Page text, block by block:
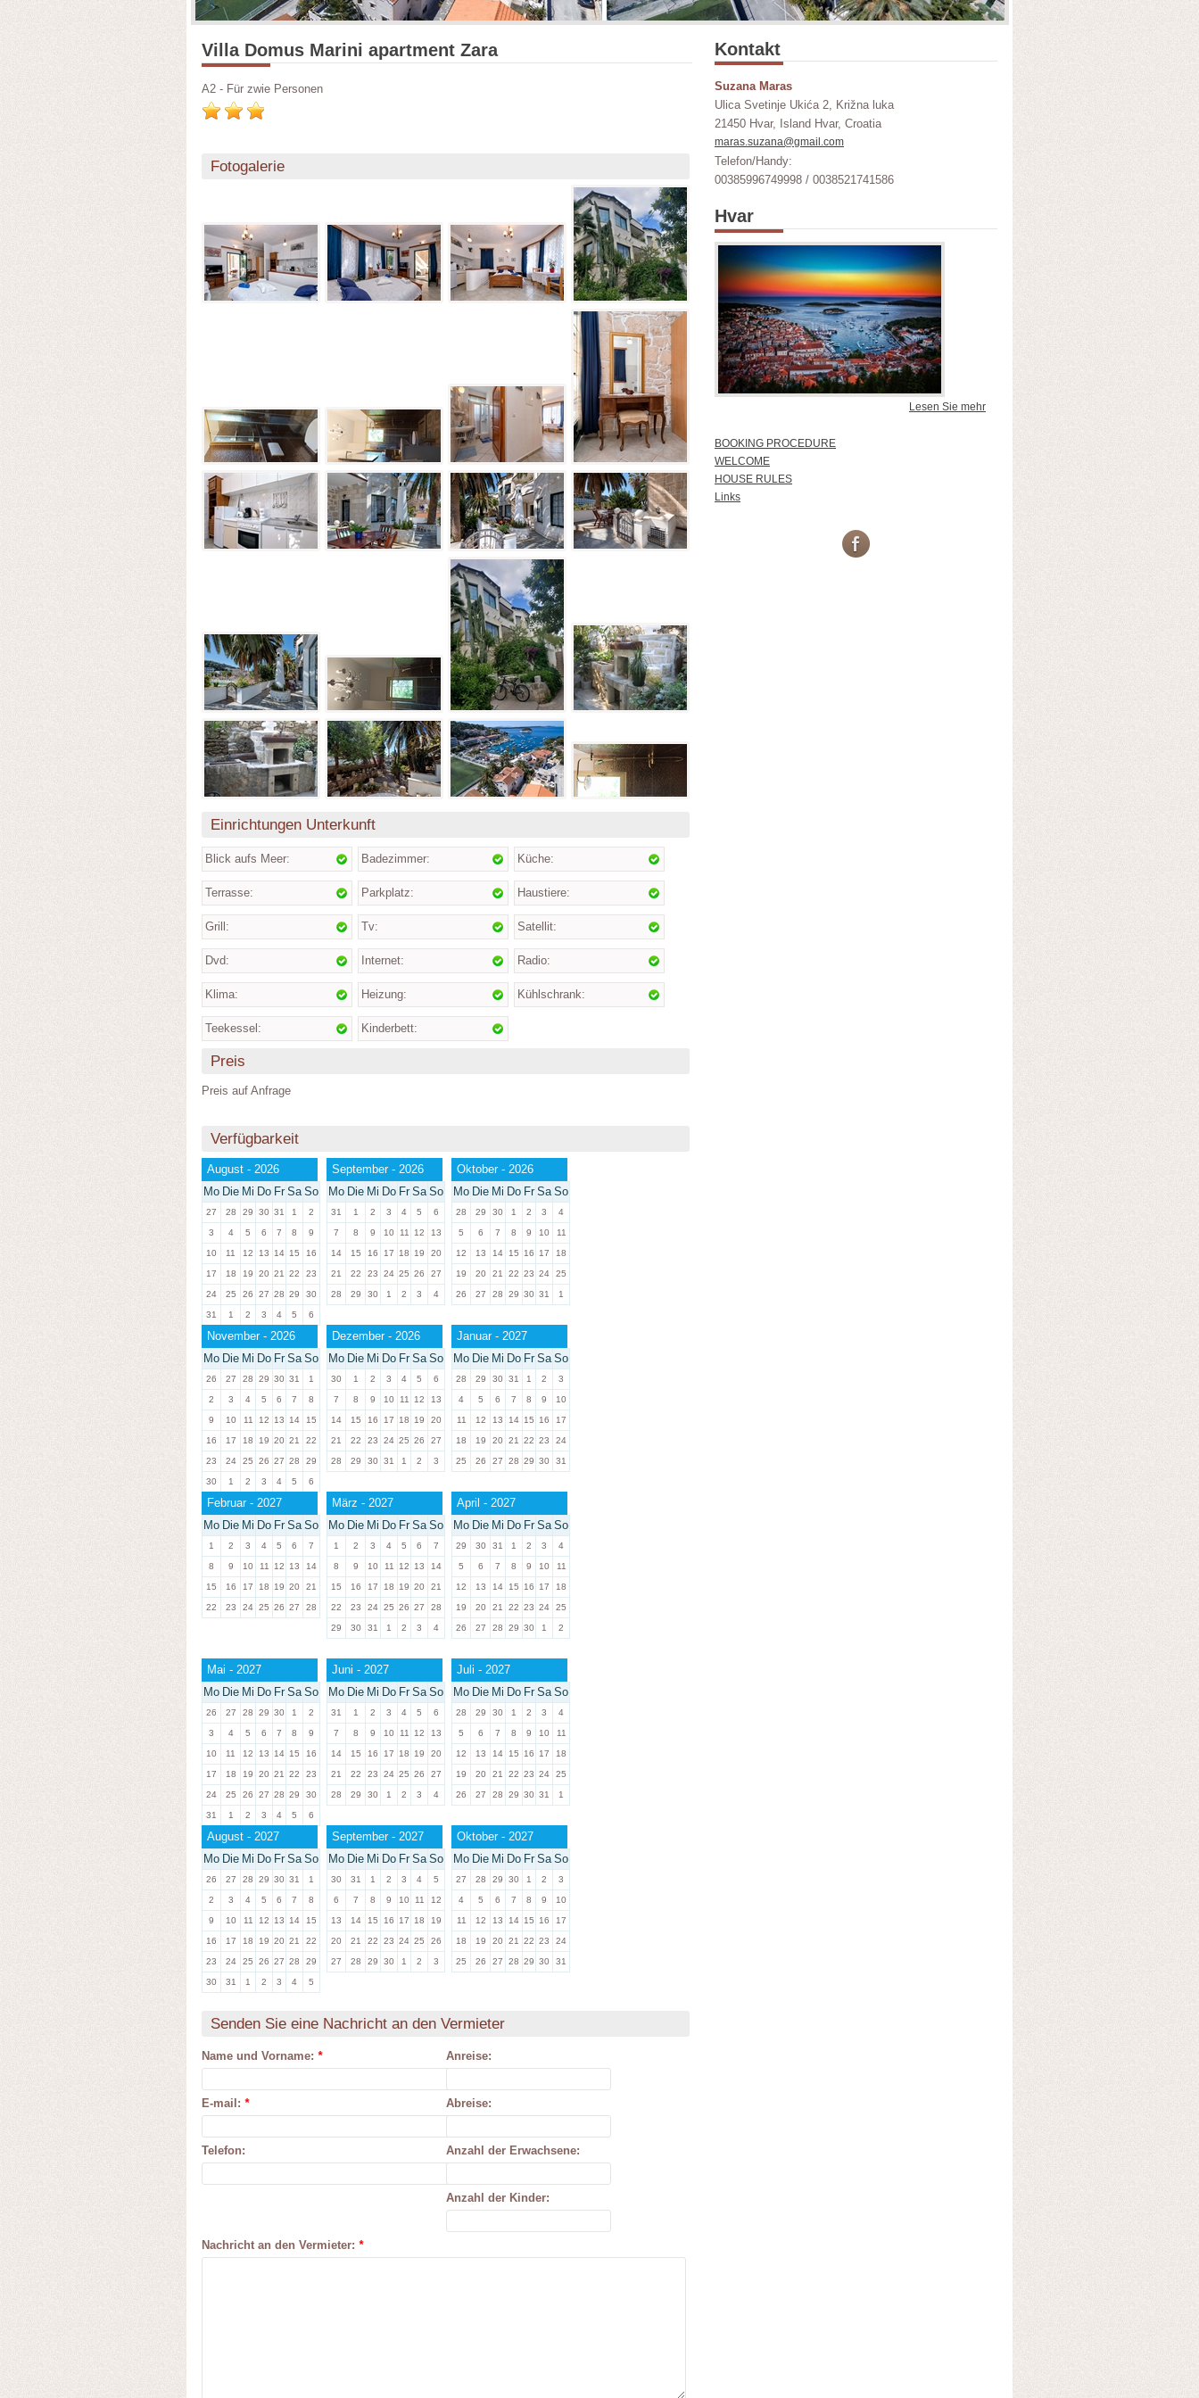
Villa Domus Marini apartment Zara
A2 - Für zwie Personen
Fotogalerie
Einrichtungen Unterkunft
Blick aufs Meer: Badezimmer: Küche:
Terrasse: Parkplatz: Haustiere:
Grill: Tv: Satellit:
Dvd: Internet: Radio:
Klima: Heizung: Kühlschrank:
Teekessel: Kinderbett:
Preis
Preis auf Anfrage
Verfügbarkeit
August - 2026
Mo Die Mi Do Fr Sa So
27 28 29 30 31 1 2
3 4 5 6 7 8 9
10 11 12 13 14 15 16
17 18 19 20 21 22 23
24 25 26 27 28 29 30
31 1 2 3 4 5 6
September - 2026
Mo Die Mi Do Fr Sa So
31 1 2 3 4 5 6
7 8 9 10 11 12 13
14 15 16 17 18 19 20
21 22 23 24 25 26 27
28 29 30 1 2 3 4
Oktober - 2026
Mo Die Mi Do Fr Sa So
28 29 30 1 2 3 4
5 6 7 8 9 10 11
12 13 14 15 16 17 18
19 20 21 22 23 24 25
26 27 28 29 30 31 1
November - 2026
Mo Die Mi Do Fr Sa So
26 27 28 29 30 31 1
2 3 4 5 6 7 8
9 10 11 12 13 14 15
16 17 18 19 20 21 22
23 24 25 26 27 28 29
30 1 2 3 4 5 6
Dezember - 2026
Mo Die Mi Do Fr Sa So
30 1 2 3 4 5 6
7 8 9 10 11 12 13
14 15 16 17 18 19 20
21 22 23 24 25 26 27
28 29 30 31 1 2 3
Januar - 2027
Mo Die Mi Do Fr Sa So
28 29 30 31 1 2 3
4 5 6 7 8 9 10
11 12 13 14 15 16 17
18 19 20 21 22 23 24
25 26 27 28 29 30 31
Februar - 2027
Mo Die Mi Do Fr Sa So
1 2 3 4 5 6 7
8 9 10 11 12 13 14
15 16 17 18 19 20 21
22 23 24 25 26 27 28
März - 2027
Mo Die Mi Do Fr Sa So
1 2 3 4 5 6 7
8 9 10 11 12 13 14
15 16 17 18 19 20 21
22 23 24 25 26 27 28
29 30 31 1 2 3 4
April - 2027
Mo Die Mi Do Fr Sa So
29 30 31 1 2 3 4
5 6 7 8 9 10 11
12 13 14 15 16 17 18
19 20 21 22 23 24 25
26 27 28 29 30 1 2
Mai - 2027
Mo Die Mi Do Fr Sa So
26 27 28 29 30 1 2
3 4 5 6 7 8 9
10 11 12 13 14 15 16
17 18 19 20 21 22 23
24 25 26 27 28 29 30
31 1 2 3 4 5 6
Juni - 2027
Mo Die Mi Do Fr Sa So
31 1 2 3 4 5 6
7 8 9 10 11 12 13
14 15 16 17 18 19 20
21 22 23 24 25 26 27
28 29 30 1 2 3 4
Juli - 2027
Mo Die Mi Do Fr Sa So
28 29 30 1 2 3 4
5 6 7 8 9 10 11
12 13 14 15 16 17 18
19 20 21 22 23 24 25
26 27 28 29 30 31 1
August - 2027
Mo Die Mi Do Fr Sa So
26 27 28 29 30 31 1
2 3 4 5 6 7 8
9 10 11 12 13 14 15
16 17 18 19 20 21 22
23 24 25 26 27 28 29
30 31 1 2 3 4 5
September - 2027
Mo Die Mi Do Fr Sa So
30 31 1 2 3 4 5
6 7 8 9 10 11 12
13 14 15 16 17 18 19
20 21 22 23 24 25 26
27 28 29 30 1 2 3
Oktober - 2027
Mo Die Mi Do Fr Sa So
27 28 29 30 1 2 3
4 5 6 7 8 9 10
11 12 13 14 15 16 17
18 19 20 21 22 23 24
25 26 27 28 29 30 31
Senden Sie eine Nachricht an den Vermieter
Name und Vorname: *
E-mail: *
Telefon:
Anreise:
Abreise:
Anzahl der Erwachsene:
Anzahl der Kinder:
Nachricht an den Vermieter: *
Kontakt
Suzana Maras
Ulica Svetinje Ukića 2, Križna luka
21450 Hvar, Island Hvar, Croatia
maras.suzana@gmail.com
Telefon/Handy:
00385996749998 / 0038521741586
Hvar
Lesen Sie mehr
BOOKING PROCEDURE
WELCOME
HOUSE RULES
Links